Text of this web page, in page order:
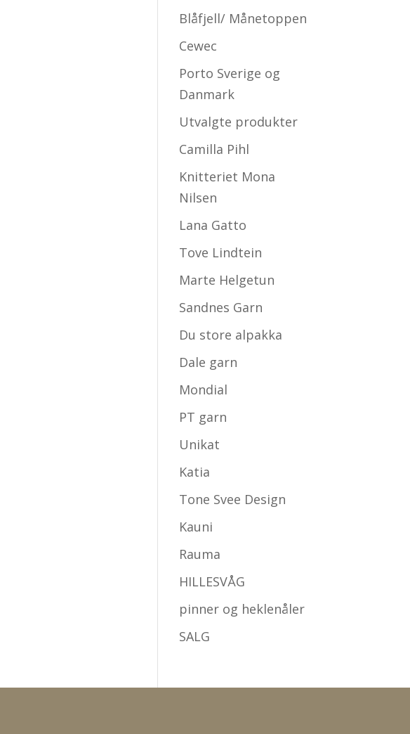
Blåfjell/ Månetoppen
Cewec
Porto Sverige og
Danmark
Utvalgte produkter
Camilla Pihl
Knitteriet Mona
Nilsen
Lana Gatto
Tove Lindtein
Marte Helgetun
Sandnes Garn
Du store alpakka
Dale garn
Mondial
PT garn
Unikat
Katia
Tone Svee Design
Kauni
Rauma
HILLESVÅG
pinner og heklenåler
SALG